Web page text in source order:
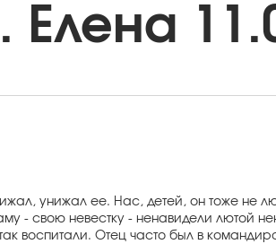
унижал ее. Нас, детей, он тоже не
- свою невестку - ненавидели лютой
воспитали. Отец часто был в